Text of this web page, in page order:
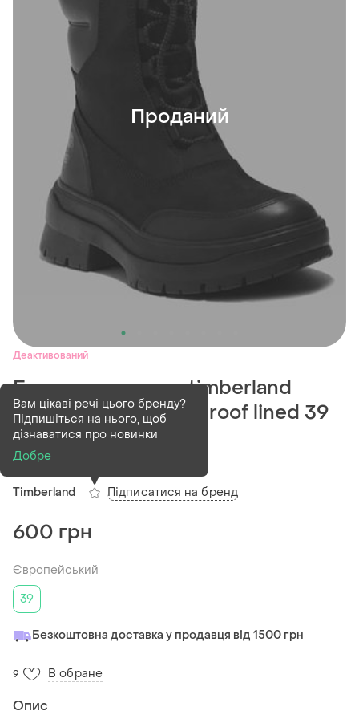
Проданий
Деактивований
Ботинки и сапоги timberland
brooke valley waterproof lined 39
размер
Timberland
Вам цікаві речі цього бренду?
Підпишіться на нього, щоб
дізнаватися про новинки
Добре
Підписатися на бренд
600 грн
Європейський
39
Безкоштовна доставка у продавця від 1500 грн
9 В обране
Опис